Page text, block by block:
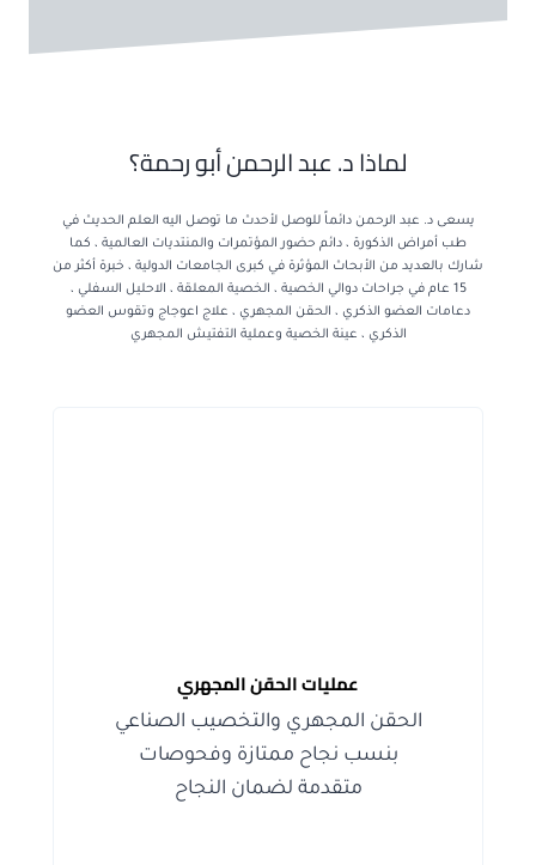
لماذا د. عبد الرحمن أبو رحمة؟
يسعى د. عبد الرحمن دائماً للوصل لأحدث ما توصل اليه العلم الحديث في
طب أمراض الذكورة ، دائم حضور المؤتمرات والمنتديات العالمية ، كما
شارك بالعديد من الأبحاث المؤثرة في كبرى الجامعات الدولية ، خبرة أكثر من
15 عام في جراحات دوالي الخصية ، الخصية المعلقة ، الاحليل السفلي ،
دعامات العضو الذكري ، الحقن المجهري ، علاج اعوجاج وتقوس العضو
الذكري ، عينة الخصية وعملية التفتيش المجهري
عمليات الحقن المجهري
الحقن المجهري والتخصيب الصناعي
بنسب نجاح ممتازة وفحوصات
متقدمة لضمان النجاح